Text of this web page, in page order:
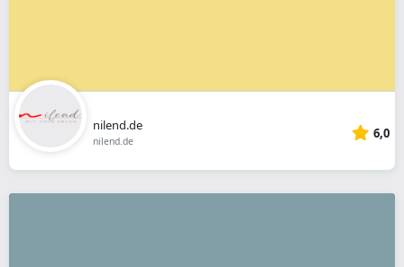
nilend.de
nilend.de 6,0